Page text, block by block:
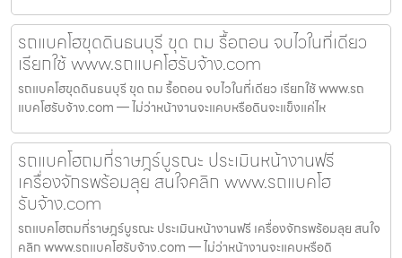
รถแบคโฮขุดดินธนบุรี ขุด ถม รื้อถอน จบไวในที่เดียว
เรียกใช้ www.รถแบคโฮรับจ้าง.com
รถแบคโฮขุดดินธนบุรี ขุด ถม รื้อถอน จบไวในที่เดียว เรียกใช้ www.รถ
แบคโฮรับจ้าง.com — ไม่ว่าหน้างานจะแคบหรือดินจะแข็งแค่ไห
รถแบคโฮถมที่ราษฎร์บูรณะ ประเมินหน้างานฟรี
เครื่องจักรพร้อมลุย สนใจคลิก www.รถแบคโฮ
รับจ้าง.com
รถแบคโฮถมที่ราษฎร์บูรณะ ประเมินหน้างานฟรี เครื่องจักรพร้อมลุย สนใจ
คลิก www.รถแบคโฮรับจ้าง.com — ไม่ว่าหน้างานจะแคบหรือดิ